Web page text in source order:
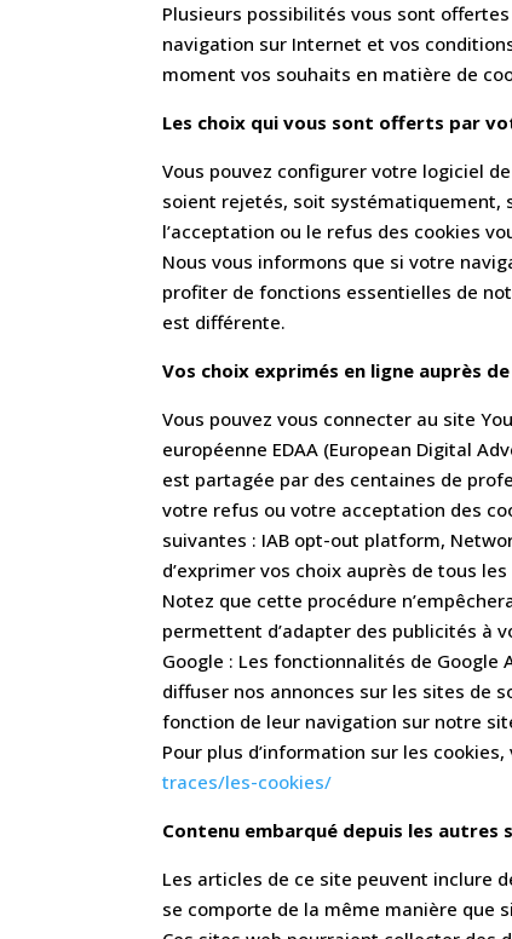
Plusieurs possibilités vous sont
navigation sur Internet et vos
moment vos souhaits en matière de
Les choix qui vous sont offerts par
Vous pouvez configurer votre logiciel
soient rejetés, soit systématiquement,
l’acceptation ou le refus des cookies
Nous vous informons que si votre
profiter de fonctions essentielles de
est différente.
Vos choix exprimés en ligne auprès
Vous pouvez vous connecter au site
européenne EDAA (European Digital
est partagée par des centaines de
votre refus ou votre acceptation des
suivantes : IAB opt-out platform,
d’exprimer vos choix auprès de tous
Notez que cette procédure
permettent d’adapter des publicités à
Google : Les fonctionnalités de
diffuser nos annonces sur les sites de
fonction de leur navigation sur notre
Pour plus d’information sur les
traces/les-cookies/
Contenu embarqué depuis les autres
Les articles de ce site peuvent inclure
se comporte de la même manière que